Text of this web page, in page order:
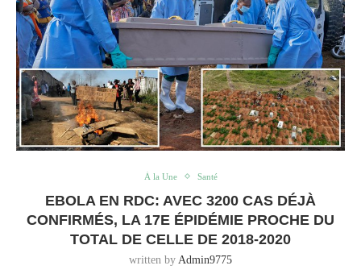
À la Une Santé
EBOLA EN RDC: AVEC 3200 CAS DÉJÀ
CONFIRMÉS, LA 17E ÉPIDÉMIE PROCHE DU
TOTAL DE CELLE DE 2018-2020
written by Admin9775